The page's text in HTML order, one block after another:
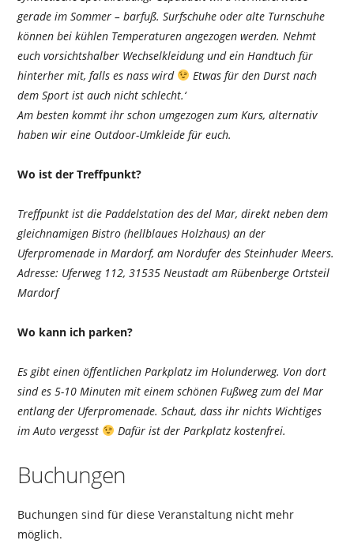
gerade im Sommer – barfuß. Surfschuhe oder alte Turnschuhe
können bei kühlen Temperaturen angezogen werden. Nehmt
euch vorsichtshalber Wechselkleidung und ein Handtuch für
hinterher mit, falls es nass wird
Etwas für den Durst nach
dem Sport ist auch nicht schlecht.‘
Am besten kommt ihr schon umgezogen zum Kurs, alternativ
haben wir eine Outdoor-Umkleide für euch.
Wo ist der Treffpunkt?
Treffpunkt ist die Paddelstation des del Mar, direkt neben dem
gleichnamigen Bistro (hellblaues Holzhaus) an der
Uferpromenade in Mardorf, am Nordufer des Steinhuder Meers.
Adresse: Uferweg 112, 31535 Neustadt am Rübenberge Ortsteil
Mardorf
Wo kann ich parken?
Es gibt einen öffentlichen Parkplatz im Holunderweg. Von dort
sind es 5-10 Minuten mit einem schönen Fußweg zum del Mar
entlang der Uferpromenade. Schaut, dass ihr nichts Wichtiges
im Auto vergesst
Dafür ist der Parkplatz kostenfrei.
Buchungen
Buchungen sind für diese Veranstaltung nicht mehr
möglich.